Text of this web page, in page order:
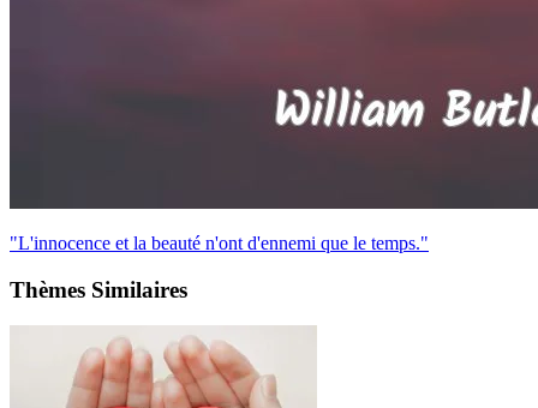
"L'innocence et la beauté n'ont d'ennemi que le temps."
Thèmes Similaires